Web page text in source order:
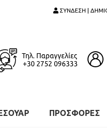
ΣΥΝΔΕΣΗ |
ΠΡΟΣΦΟΡΕΣ